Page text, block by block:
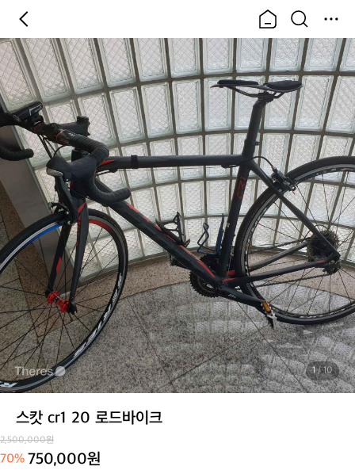
1/ 10
스캇 cr1 20 로드바이크
2,500,000원
70% 750,000원